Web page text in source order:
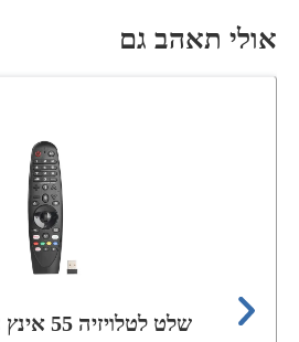
אולי תאהב גם
שלט לטלויזיה 55 אינץ חכמה LG